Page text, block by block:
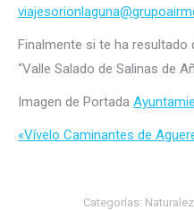
Finalmente si te ha
“Valle Salado de Salinas de
Imagen de Portada
«Vívelo Caminantes de
Categorías: